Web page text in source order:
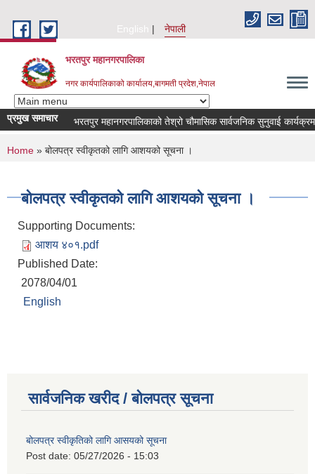
English
नेपाली
भरतपुर महानगरपालिका
नगर कार्यपालिकाको कार्यालय,बागमती प्रदेश,नेपाल
प्रमुख समाचारभरतपुर महानगरपालिकाको तेश्रो चौमासिक सार्वजनिक सुनुवाई कार्यक्रम
You are here
Home » बोलपत्र स्वीकृतको लागि आशयको सूचना ।
बोलपत्र स्वीकृतको लागि आशयको सूचना ।
Supporting Documents:
आशय ४०१.pdf
Published Date:
2078/04/01
English
सार्वजनिक खरीद / बोलपत्र सूचना
बोलपत्र स्वीकृतिको लागि आसयको सूचना
Post date: 05/27/2026 - 15:03